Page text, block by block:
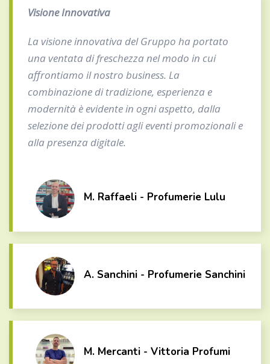
Visione Innovativa
La visione innovativa del Gruppo ha portato
una ventata di freschezza nel modo in cui
affrontiamo il nostro business. La
combinazione di tradizione, esperienza e
modernità è evidente in ogni aspetto, dalla
selezione dei prodotti agli eventi promozionali e
alla presenza digitale.
M. Raffaeli - Profumerie Lulu
A. Sanchini - Profumerie Sanchini
M. Mercanti - Vittoria Profumi